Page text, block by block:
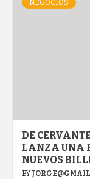
NEGOCIOS
DE
LANZA UNA
NUEVOS
BY